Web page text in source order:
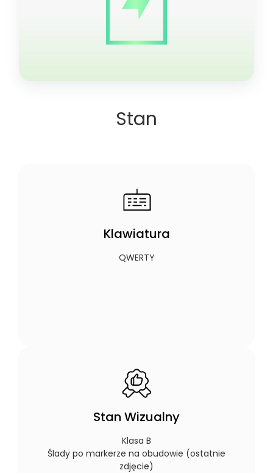
Stan
Klawiatura
QWERTY
Stan Wizualny
Klasa B
Ślady po markerze na obudowie (ostatnie
zdjęcie)